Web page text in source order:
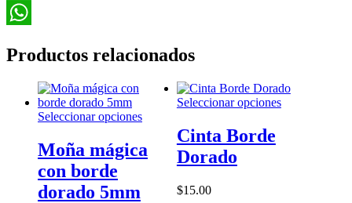
Productos relacionados
Seleccionar opcionesEste
producto
múltiples
Moña mágica
con borde
dorado 5mm
Seleccionar opcionesEste
Cinta Borde
Dorado
$15.00